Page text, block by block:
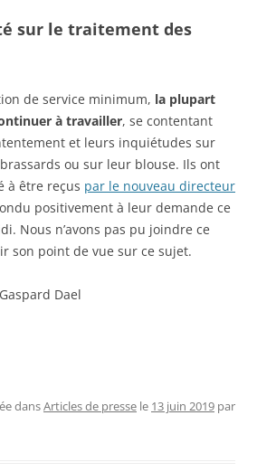
sur le traitement des
de service minimum, la plupart
à travailler, se contentant
et leurs inquiétudes sur
ou sur leur blouse. Ils ont
à être reçus par le nouveau directeur
positivement à leur demande ce
Nous n’avons pas pu joindre ce
son point de vue sur ce sujet.
Dael
dansArticles de presse le 13 juin 2019 par